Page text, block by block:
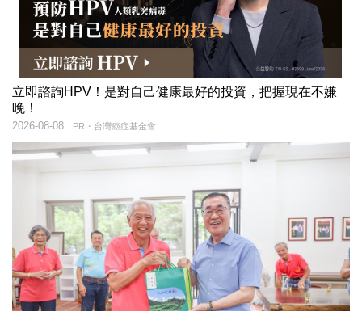
立即諮詢HPV！是對自己健康最好的投資，把握現在不嫌
晚！
PR・台灣癌症基金會
2026-08-08